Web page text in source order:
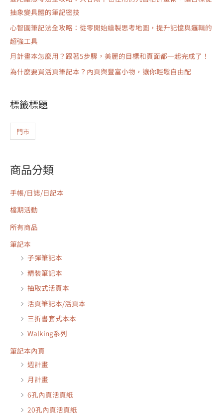
抽象變具體的筆記密技
心智圖筆記法全攻略：從零開始繪製思考地圖，提升記憶與邏輯的
超強工具
月計畫本怎麼用？跟著5步驟，美麗的目標和頁面都一起完成了！
為什麼要買活頁筆記本？內頁與豐富小物，讓你輕鬆自由配
標籤標題
門市
商品分類
手帳/日誌/日記本
檔期活動
所有商品
筆記本
子彈筆記本
精裝筆記本
抽取式活頁本
活頁筆記本/活頁本
三折書套式本本
Walking系列
筆記本內頁
週計畫
月計畫
6孔內頁活頁紙
20孔內頁活頁紙